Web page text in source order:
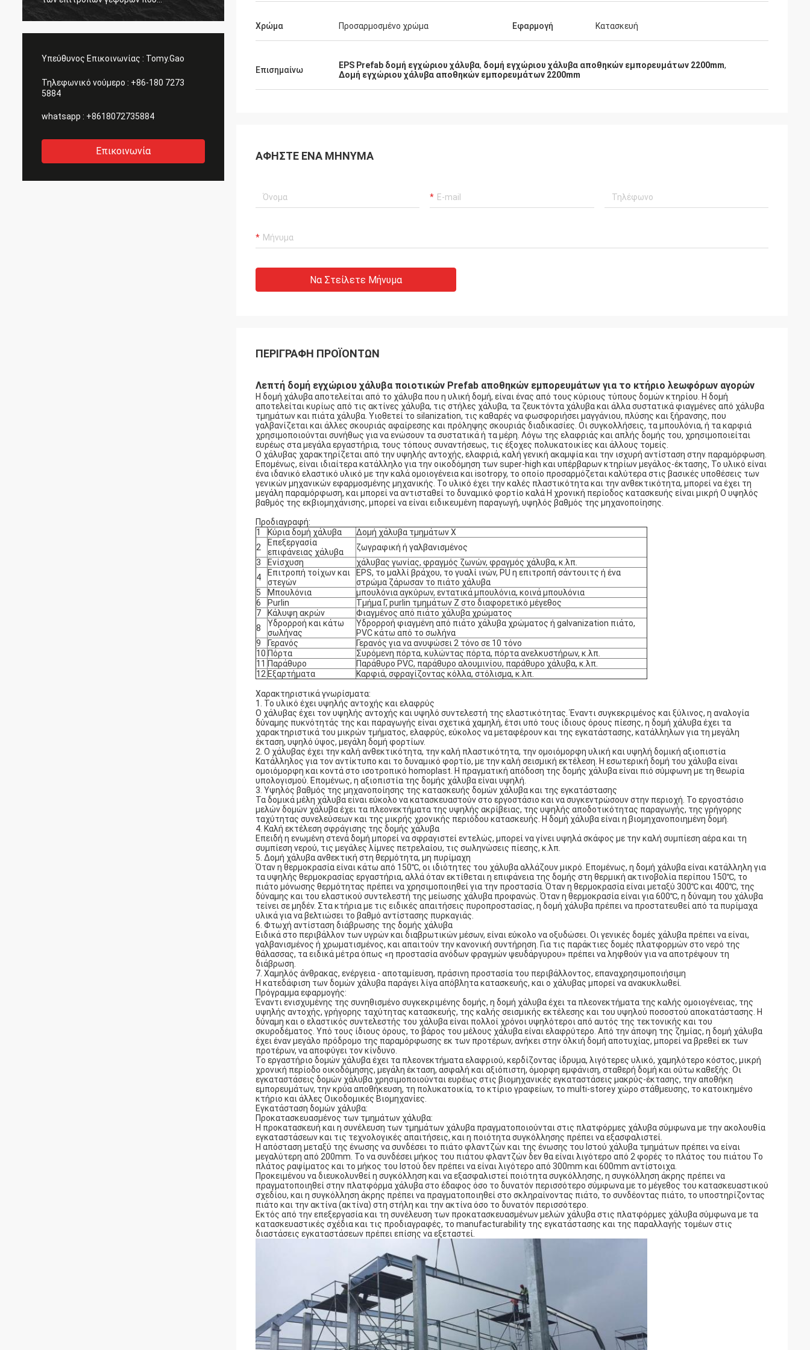
αποκτώνται είναι μεγάλη επίσης.
Υπεύθυνος Επικοινωνίας : Tomy.Gao
Τηλεφωνικό νούμερο : +86-180 7273
5884
whatsapp : +8618072735884
Επικοινωνία
Χρώμα Προσαρμοσμένο χρώμα Εφαρμογή Κατασκευή
Επισημαίνω EPS Prefab δομή εγχώριου χάλυβα, δομή εγχώριου χάλυβα αποθηκών εμπορευμάτων 2200mm,
Δομή εγχώριου χάλυβα αποθηκών εμπορευμάτων 2200mm
ΑΦΉΣΤΕ ΈΝΑ ΜΉΝΥΜΑ
Να Στείλετε Μήνυμα
ΠΕΡΙΓΡΑΦΉ ΠΡΟΪΌΝΤΩΝ
Λεπτή δομή εγχώριου χάλυβα ποιοτικών Prefab αποθηκών εμπορευμάτων για το κτήριο λεωφόρων αγορών
Η δομή χάλυβα αποτελείται από το χάλυβα που η υλική δομή, είναι ένας από τους κύριους τύπους δομών κτηρίου. Η δομή
αποτελείται κυρίως από τις ακτίνες χάλυβα, τις στήλες χάλυβα, τα ζευκτόντα χάλυβα και άλλα συστατικά φιαγμένες από χάλυβα
τμημάτων και πιάτα χάλυβα. Υιοθετεί το silanization, τις καθαρές να φωσφοριήσει μαγγάνιου, πλύσης και ξήρανσης, που
γαλβανίζεται και άλλες σκουριάς αφαίρεσης και πρόληψης σκουριάς διαδικασίες. Οι συγκολλήσεις, τα μπουλόνια, ή τα καρφιά
χρησιμοποιούνται συνήθως για να ενώσουν τα συστατικά ή τα μέρη. Λόγω της ελαφριάς και απλής δομής του, χρησιμοποιείται
ευρέως στα μεγάλα εργαστήρια, τους τόπους συναντήσεως, τις έξοχες πολυκατοικίες και άλλους τομείς.
Ο χάλυβας χαρακτηρίζεται από την υψηλής αντοχής, ελαφριά, καλή γενική ακαμψία και την ισχυρή αντίσταση στην παραμόρφωση.
Επομένως, είναι ιδιαίτερα κατάλληλο για την οικοδόμηση των super-high και υπέρβαρων κτηρίων μεγάλος-έκτασης, Το υλικό είναι
ένα ιδανικό ελαστικό υλικό με την καλά ομοιογένεια και isotropy, το οποίο προσαρμόζεται καλύτερα στις βασικές υποθέσεις των
γενικών μηχανικών εφαρμοσμένης μηχανικής. Το υλικό έχει την καλές πλαστικότητα και την ανθεκτικότητα, μπορεί να έχει τη
μεγάλη παραμόρφωση, και μπορεί να αντισταθεί το δυναμικό φορτίο καλά Η χρονική περίοδος κατασκευής είναι μικρή Ο υψηλός
βαθμός της εκβιομηχάνισης, μπορεί να είναι ειδικευμένη παραγωγή, υψηλός βαθμός της μηχανοποίησης.
Προδιαγραφή:
1
Κύρια δομή χάλυβα
Δομή χάλυβα τμημάτων Χ
2
Επεξεργασία
επιφάνειας χάλυβα
ζωγραφική ή γαλβανισμένος
3
Ενίσχυση
χάλυβας γωνίας, φραγμός ζωνών, φραγμός χάλυβα, κ.λπ.
4
Επιτροπή τοίχων και
στεγών
EPS, το μαλλί βράχου, το γυαλί ινών, PU η επιτροπή σάντουιτς ή ένα
στρώμα ζάρωσαν το πιάτο χάλυβα
5
Μπουλόνια
μπουλόνια αγκύρων, εντατικά μπουλόνια, κοινά μπουλόνια
6
Purlin
Τμήμα Γ, purlin τμημάτων Ζ στο διαφορετικό μέγεθος
7
Κάλυψη ακρών
Φιαγμένος από πιάτο χάλυβα χρώματος
8
Υδρορροή και κάτω
σωλήνας
Υδρορροή φιαγμένη από πιάτο χάλυβα χρώματος ή galvanization πιάτο,
PVC κάτω από το σωλήνα
9
Γερανός
Γερανός για να ανυψώσει 2 τόνο σε 10 τόνο
10 Πόρτα
Συρόμενη πόρτα, κυλώντας πόρτα, πόρτα ανελκυστήρων, κ.λπ.
11 Παράθυρο
Παράθυρο PVC, παράθυρο αλουμινίου, παράθυρο χάλυβα, κ.λπ.
12 Εξαρτήματα Καρφιά, σφραγίζοντας κόλλα, στόλισμα, κ.λπ.
Χαρακτηριστικά γνωρίσματα:
1. Το υλικό έχει υψηλής αντοχής και ελαφρύς
Ο χάλυβας έχει τον υψηλής αντοχής και υψηλό συντελεστή της ελαστικότητας. Έναντι συγκεκριμένος και ξύλινος, η αναλογία
δύναμης πυκνότητάς της και παραγωγής είναι σχετικά χαμηλή, έτσι υπό τους ίδιους όρους πίεσης, η δομή χάλυβα έχει τα
χαρακτηριστικά του μικρών τμήματος, ελαφρύς, εύκολος να μεταφέρουν και της εγκατάστασης, κατάλληλων για τη μεγάλη
έκταση, υψηλό ύψος, μεγάλη δομή φορτίων.
2. Ο χάλυβας έχει την καλή ανθεκτικότητα, την καλή πλαστικότητα, την ομοιόμορφη υλική και υψηλή δομική αξιοπιστία
Κατάλληλος για τον αντίκτυπο και το δυναμικό φορτίο, με την καλή σεισμική εκτέλεση. Η εσωτερική δομή του χάλυβα είναι
ομοιόμορφη και κοντά στο ισοτροπικό homoplast. Η πραγματική απόδοση της δομής χάλυβα είναι πιό σύμφωνη με τη θεωρία
υπολογισμού. Επομένως, η αξιοπιστία της δομής χάλυβα είναι υψηλή.
3. Υψηλός βαθμός της μηχανοποίησης της κατασκευής δομών χάλυβα και της εγκατάστασης
Τα δομικά μέλη χάλυβα είναι εύκολο να κατασκευαστούν στο εργοστάσιο και να συγκεντρώσουν στην περιοχή. Το εργοστάσιο
μελών δομών χάλυβα έχει τα πλεονεκτήματα της υψηλής ακρίβειας, της υψηλής αποδοτικότητας παραγωγής, της γρήγορης
ταχύτητας συνελεύσεων και της μικρής χρονικής περιόδου κατασκευής. Η δομή χάλυβα είναι η βιομηχανοποιημένη δομή.
4. Καλή εκτέλεση σφράγισης της δομής χάλυβα
Επειδή η ενωμένη στενά δομή μπορεί να σφραγιστεί εντελώς, μπορεί να γίνει υψηλά σκάφος με την καλή συμπίεση αέρα και τη
συμπίεση νερού, τις μεγάλες λίμνες πετρελαίου, τις σωληνώσεις πίεσης, κ.λπ.
5. Δομή χάλυβα ανθεκτική στη θερμότητα, μη πυρίμαχη
Όταν η θερμοκρασία είναι κάτω από 150℃, οι ιδιότητες του χάλυβα αλλάζουν μικρό. Επομένως, η δομή χάλυβα είναι κατάλληλη για
τα υψηλής θερμοκρασίας εργαστήρια, αλλά όταν εκτίθεται η επιφάνεια της δομής στη θερμική ακτινοβολία περίπου 150℃, το
πιάτο μόνωσης θερμότητας πρέπει να χρησιμοποιηθεί για την προστασία. Όταν η θερμοκρασία είναι μεταξύ 300℃ και 400℃, της
δύναμης και του ελαστικού συντελεστή της μείωσης χάλυβα προφανώς. Όταν η θερμοκρασία είναι για 600℃, η δύναμη του χάλυβα
τείνει σε μηδέν. Στα κτήρια με τις ειδικές απαιτήσεις πυροπροστασίας, η δομή χάλυβα πρέπει να προστατευθεί από τα πυρίμαχα
υλικά για να βελτιώσει το βαθμό αντίστασης πυρκαγιάς.
6. Φτωχή αντίσταση διάβρωσης της δομής χάλυβα
Ειδικά στο περιβάλλον των υγρών και διαβρωτικών μέσων, είναι εύκολο να οξυδώσει. Οι γενικές δομές χάλυβα πρέπει να είναι,
γαλβανισμένος ή χρωματισμένος, και απαιτούν την κανονική συντήρηση. Για τις παράκτιες δομές πλατφορμών στο νερό της
θάλασσας, τα ειδικά μέτρα όπως «η προστασία ανόδων φραγμών ψευδάργυρου» πρέπει να ληφθούν για να αποτρέψουν τη
διάβρωση.
7. Χαμηλός άνθρακας, ενέργεια - αποταμίευση, πράσινη προστασία του περιβάλλοντος, επαναχρησιμοποιήσιμη
Η κατεδάφιση των δομών χάλυβα παράγει λίγα απόβλητα κατασκευής, και ο χάλυβας μπορεί να ανακυκλωθεί.
Πρόγραμμα εφαρμογής:
Έναντι ενισχυμένης της συνηθισμένο συγκεκριμένης δομής, η δομή χάλυβα έχει τα πλεονεκτήματα της καλής ομοιογένειας, της
υψηλής αντοχής, γρήγορης ταχύτητας κατασκευής, της καλής σεισμικής εκτέλεσης και του υψηλού ποσοστού αποκατάστασης. Η
δύναμη και ο ελαστικός συντελεστής του χάλυβα είναι πολλοί χρόνοι υψηλότεροι από αυτός της τεκτονικής και του
σκυροδέματος. Υπό τους ίδιους όρους, το βάρος του μέλους χάλυβα είναι ελαφρύτερο. Από την άποψη της ζημίας, η δομή χάλυβα
έχει έναν μεγάλο πρόδρομο της παραμόρφωσης εκ των προτέρων, ανήκει στην όλκιή δομή αποτυχίας, μπορεί να βρεθεί εκ των
προτέρων, να αποφύγει τον κίνδυνο.
Το εργαστήριο δομών χάλυβα έχει τα πλεονεκτήματα ελαφριού, κερδίζοντας ίδρυμα, λιγότερες υλικό, χαμηλότερο κόστος, μικρή
χρονική περίοδο οικοδόμησης, μεγάλη έκταση, ασφαλή και αξιόπιστη, όμορφη εμφάνιση, σταθερή δομή και ούτω καθεξής. Οι
εγκαταστάσεις δομών χάλυβα χρησιμοποιούνται ευρέως στις βιομηχανικές εγκαταστάσεις μακρύς-έκτασης, την αποθήκη
εμπορευμάτων, την κρύα αποθήκευση, τη πολυκατοικία, το κτίριο γραφείων, το multi-storey χώρο στάθμευσης, το κατοικημένο
κτήριο και άλλες Οικοδομικές Βιομηχανίες.
Εγκατάσταση δομών χάλυβα:
Προκατασκευασμένος των τμημάτων χάλυβα:
Η προκατασκευή και η συνέλευση των τμημάτων χάλυβα πραγματοποιούνται στις πλατφόρμες χάλυβα σύμφωνα με την ακολουθία
εγκαταστάσεων και τις τεχνολογικές απαιτήσεις, και η ποιότητα συγκόλλησης πρέπει να εξασφαλιστεί.
Η απόσταση μεταξύ της ένωσης να συνδέσει το πιάτο φλαντζών και της ένωσης του Ιστού χάλυβα τμημάτων πρέπει να είναι
μεγαλύτερη από 200mm. Το να συνδέσει μήκος του πιάτου φλαντζών δεν θα είναι λιγότερο από 2 φορές το πλάτος του πιάτου Το
πλάτος ραψίματος και το μήκος του Ιστού δεν πρέπει να είναι λιγότερο από 300mm και 600mm αντίστοιχα.
Προκειμένου να διευκολυνθεί η συγκόλληση και να εξασφαλιστεί ποιότητα συγκόλλησης, η συγκόλληση άκρης πρέπει να
πραγματοποιηθεί στην πλατφόρμα χάλυβα στο έδαφος όσο το δυνατόν περισσότερο σύμφωνα με το μέγεθος του κατασκευαστικού
σχεδίου, και η συγκόλληση άκρης πρέπει να πραγματοποιηθεί στο σκληραίνοντας πιάτο, το συνδέοντας πιάτο, το υποστηρίζοντας
πιάτο και την ακτίνα (ακτίνα) στη στήλη και την ακτίνα όσο το δυνατόν περισσότερο.
Εκτός από την επεξεργασία και τη συνέλευση των προκατασκευασμένων μελών χάλυβα στις πλατφόρμες χάλυβα σύμφωνα με τα
κατασκευαστικές σχέδια και τις προδιαγραφές, το manufacturability της εγκατάστασης και της παραλλαγής τομέων στις
διαστάσεις εγκαταστάσεων πρέπει επίσης να εξεταστεί.